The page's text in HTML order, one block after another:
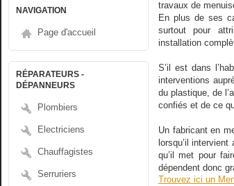
NAVIGATION
Page d'accueil
RÉPARATEURS -
DÉPANNEURS
Plombiers
Electriciens
Chauffagistes
Serruriers
travaux de
En plus de ses
surtout pour
installation
S’il est dans
interventions
du plastique, de
confiés et de ce
Un fabricant en
lorsqu’il
qu’il met pour
dépendent donc
Trouvez ici un